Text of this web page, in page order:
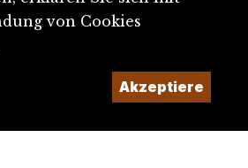
von Cookies
Akzeptiere